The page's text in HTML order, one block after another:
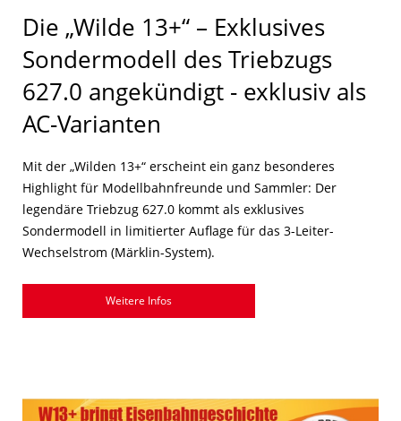
Die „Wilde 13+“ – Exklusives
Sondermodell des Triebzugs
627.0 angekündigt - exklusiv als
AC-Varianten
Mit der „Wilden 13+“ erscheint ein ganz besonderes
Highlight für Modellbahnfreunde und Sammler: Der
legendäre Triebzug 627.0 kommt als exklusives
Sondermodell in limitierter Auflage für das 3-Leiter-
Wechselstrom (Märklin-System).
Weitere Infos